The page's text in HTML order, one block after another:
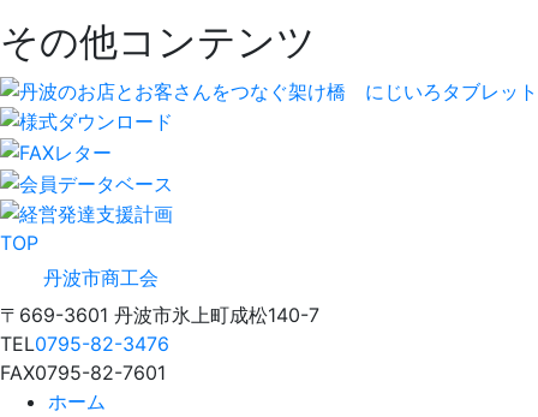
その他コンテンツ
TOP
丹波市商工会
〒669-3601 丹波市氷上町成松140-7
TEL0795-82-3476
FAX0795-82-7601
ホーム